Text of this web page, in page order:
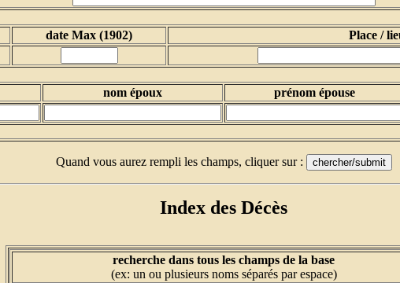
date Max (1902) Place /
nom époux prénom épouse
Quand vous aurez rempli les champs, cliquer sur :
Index des Décès
recherche dans tous les champs de la base
(ex: un ou plusieurs noms séparés par espace)